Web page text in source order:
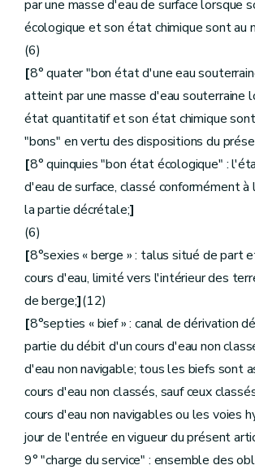
Art. D.302.
Art.D.303.
Art.D.306.
Art. D.307.
Art. D.308.
Art.D.309.
Art.D.310.
Art.D.312.
Art.D.313.
D.314.
Art.D.315.
Art.D.318.
Art.D.319.
Art.
Art.
Art.D.322.
Art. D.323.
Art.D.324.
Art.D.325.
D.326.
Art.D.327.
Art.D.328.
Art.
D.329.
Art. D.330.
Art.D.330-1.
par une masse d'eau de surface lorsque
écologique et son état chimique sont au
(6)
[8° quater "bon état d'une eau
atteint par une masse d'eau souterraine
état quantitatif et son état chimique sont
"bons" en vertu des dispositions du
[8° quinquies "bon état écologique" :
d'eau de surface, classé conformément à
la partie décrétale;]
(6)
[8°sexies « berge » : talus situé de part
cours d'eau, limité vers l'intérieur des
de berge;](12)
[8°septies « bief » : canal de dérivation
partie du débit d'un cours d'eau non
d'eau non navigable; tous les biefs sont
cours d'eau non classés, sauf ceux
cours d'eau non navigables ou les voies
jour de l'entrée en vigueur du présent
9° "charge du service" : ensemble des